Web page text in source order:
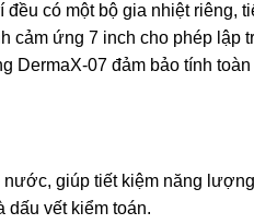
có một bộ gia nhiệt riêng,
cảm ứng 7 inch cho phép lập
DermaX-07 đảm bảo tính toàn
nước, giúp tiết kiệm năng
dấu vết kiểm toán.